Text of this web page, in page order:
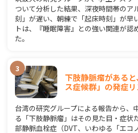
ついて分析した結果、深夜時間帯のア
刻」が遅い、朝練で「起床時刻」が早
トは、『睡眠障害』との強い関連が認
た。
下肢静脈瘤がある
ス症候群」の発症
台湾の研究グループによる報告から、
る「下肢静脈瘤」はその見た目・症状
部静脈血栓症（DVT、いわゆる「エコ